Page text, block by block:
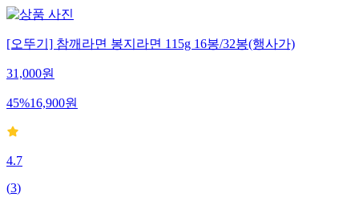
[오뚜기] 참깨라면 봉지라면 115g 16봉/32봉(행사가)
31,000원
45%16,900원
4.7
(3)